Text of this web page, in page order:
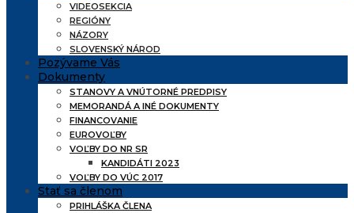
VIDEOSEKCIA
REGIÓNY
NÁZORY
SLOVENSKÝ NÁROD
Pozývame Vás
Dokumenty
STANOVY A VNÚTORNÉ PREDPISY
MEMORANDÁ A INÉ DOKUMENTY
FINANCOVANIE
EUROVOĽBY
VOĽBY DO NR SR
KANDIDÁTI 2023
VOĽBY DO VÚC 2017
Stať sa členom
PRIHLÁŠKA ČLENA